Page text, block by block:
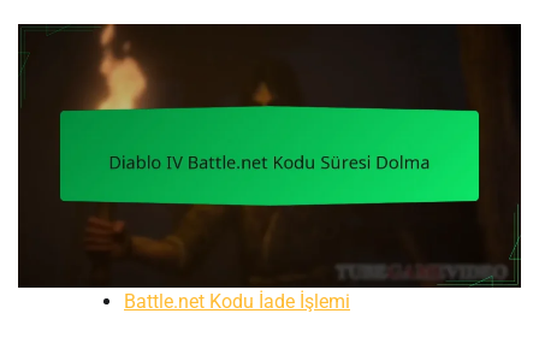
Battle.net Kodu İade İşlemi